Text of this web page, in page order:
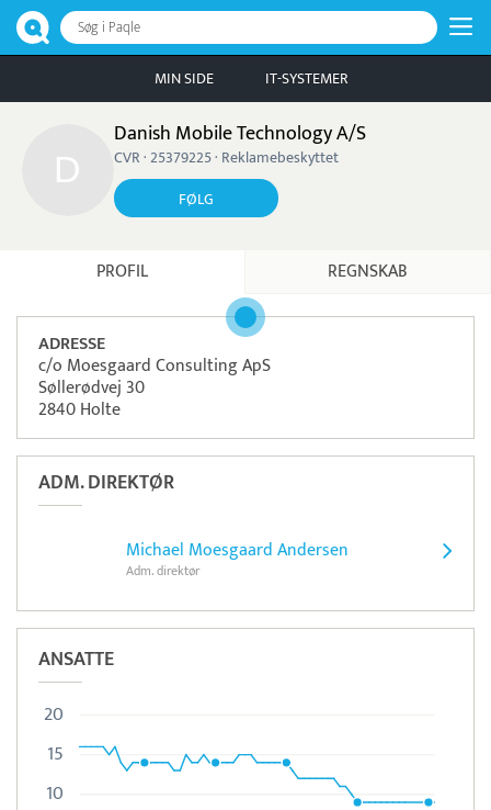
Søg i Paqle
MIN SIDE IT-SYSTEMER
Danish Mobile Technology A/S
CVR · 25379225 · Reklamebeskyttet
FØLG
PROFIL REGNSKAB
ADRESSE
c/o Moesgaard Consulting ApS
Søllerødvej 30
2840 Holte
ADM. DIREKTØR
Michael Moesgaard Andersen
Adm. direktør
ANSATTE
10
15
20